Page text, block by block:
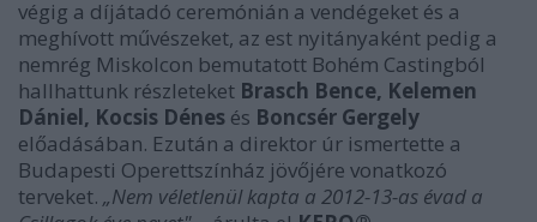
végig a díjátadó ceremónián a vendégeket és a
meghívott művészeket, az est nyitányaként pedig a
nemrég Miskolcon bemutatott Bohém Castingból
hallhattunk részleteket Brasch Bence, Kelemen
Dániel, Kocsis Dénes és Boncsér Gergely
előadásában. Ezután a direktor úr ismertette a
Budapesti Operettszínház jövőjére vonatkozó
terveket. „Nem véletlenül kapta a 2012-13-as évad a